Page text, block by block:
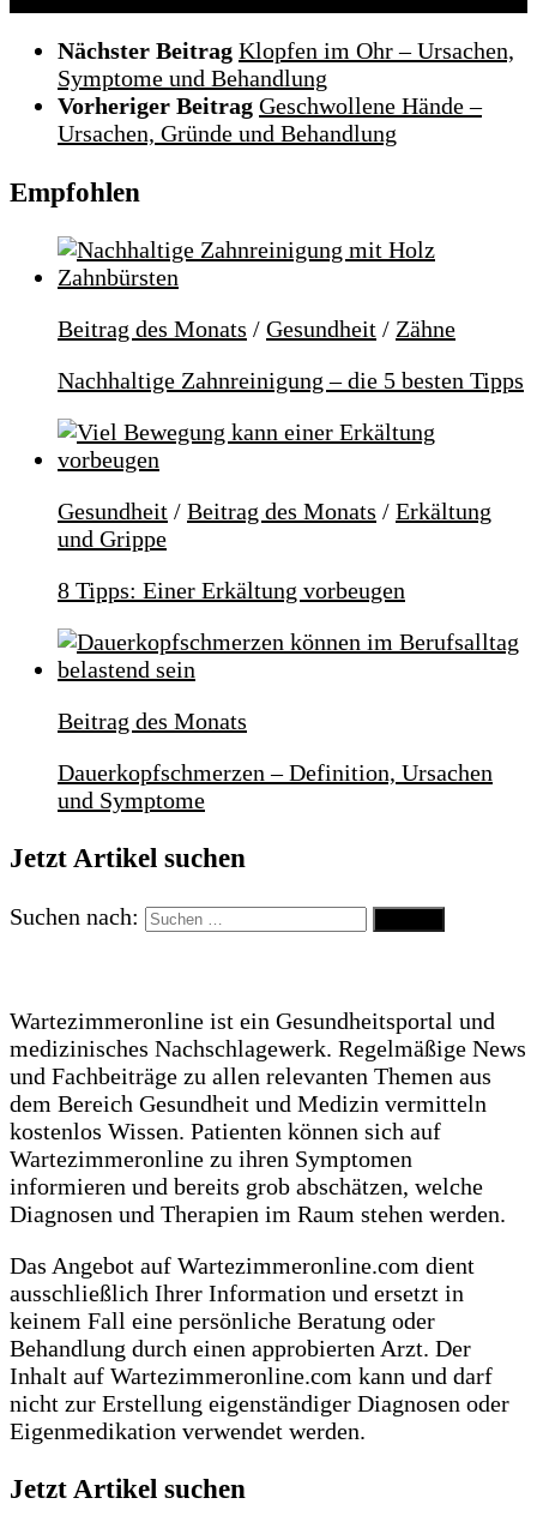
Nächster Beitrag Klopfen im Ohr – Ursachen,
Symptome und Behandlung
Vorheriger Beitrag Geschwollene Hände –
Ursachen, Gründe und Behandlung
Empfohlen
Beitrag des Monats / Gesundheit / Zähne
Nachhaltige Zahnreinigung – die 5 besten Tipps
Gesundheit / Beitrag des Monats / Erkältung
und Grippe
8 Tipps: Einer Erkältung vorbeugen
Beitrag des Monats
Dauerkopfschmerzen – Definition, Ursachen
und Symptome
Jetzt Artikel suchen
Suchen nach:
Wartezimmeronline ist ein Gesundheitsportal und
medizinisches Nachschlagewerk. Regelmäßige News
und Fachbeiträge zu allen relevanten Themen aus
dem Bereich Gesundheit und Medizin vermitteln
kostenlos Wissen. Patienten können sich auf
Wartezimmeronline zu ihren Symptomen
informieren und bereits grob abschätzen, welche
Diagnosen und Therapien im Raum stehen werden.
Das Angebot auf Wartezimmeronline.com dient
ausschließlich Ihrer Information und ersetzt in
keinem Fall eine persönliche Beratung oder
Behandlung durch einen approbierten Arzt. Der
Inhalt auf Wartezimmeronline.com kann und darf
nicht zur Erstellung eigenständiger Diagnosen oder
Eigenmedikation verwendet werden.
Jetzt Artikel suchen